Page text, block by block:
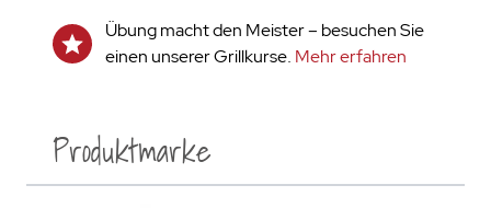
Übung macht den Meister – besuchen Sie
einen unserer Grillkurse. Mehr erfahren
Produktmarke